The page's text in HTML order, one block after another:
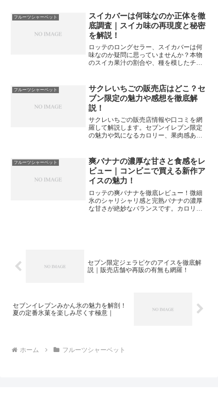
方のポイントや低カロリーな商品の見分
け方も解説するので、今日のデザート選
びにぜひ役立ててください。
フルーツシャーベット
スイカバーは何味なのか正体を徹
底調査｜スイカ味の再現度と秘密
を解説！
ロッテのロングセラー、スイカバーは何
味なのか疑問に思っていませんか？本物
のスイカ果汁の割合や、種を模したチョ
より美味しく楽しむための情報を網羅。
スイカ味の再現度の秘密を知りたい方は
必見です。
フルーツシャーベット
サクレいちごの販売店はどこ？セ
ブン限定の魅力や感想を徹底解
説！
サクレいちごの販売店情報や口コミを網
羅して解説します。セブンイレブン限定
の魅力や気になるカロリー、果肉感あふ
や、SNSで話題のアレンジ方法も掲載し
ています。
フルーツシャーベット
爽バナナの濃厚な甘さと食感をレ
ビュー｜コンビニで買える新作ア
イスの魅力！
ロッテの爽バナナを徹底レビュー！微細
氷のシャリシャリ感と完熟バナナの濃厚
な甘さが絶妙なバランスです。カロリー
セブン限定ジェラピケのアイスを徹底解
説｜販売店舗や再販の有無も網羅！
セブンイレブンみかん氷の魅力を解剖！
夏の定番氷菓を楽しみ尽くす極意｜
ホーム フルーツシャーベット